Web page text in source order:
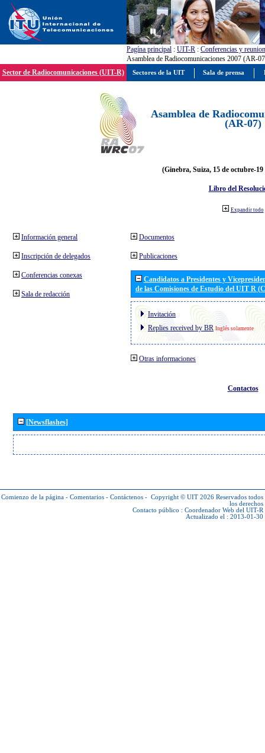
Pagína principal : UIT-R : Conferencias y
Asamblea de Radiocomunicaciones 2007 (AR-
Sector de Radiocomunicaciones (UIT-R)
Asamblea de
(AR-07)
(Ginebra, Suiza, 15 de octubre-19
Libro del
Expandir todo
Información general
Inscripción de delegados
Conferencias conexas
Sala de redacción
Documentos
Publicaciones
Candidatos a Presidentes y
de las Comisiones de Estudio del UIT R
Invitación
Replies received by BR Inglés solamente
Otras informaciones
Contactos
[Newsflashes]
Comienzo de la página - Comentarios - Contáctenos - Copyright © UIT 2026 Reservados todos
los derechos
Contacto público : Coordenador Web del UIT-R
Actualizado el : 2013-01-30
Sectores de la UIT Sala de prensa